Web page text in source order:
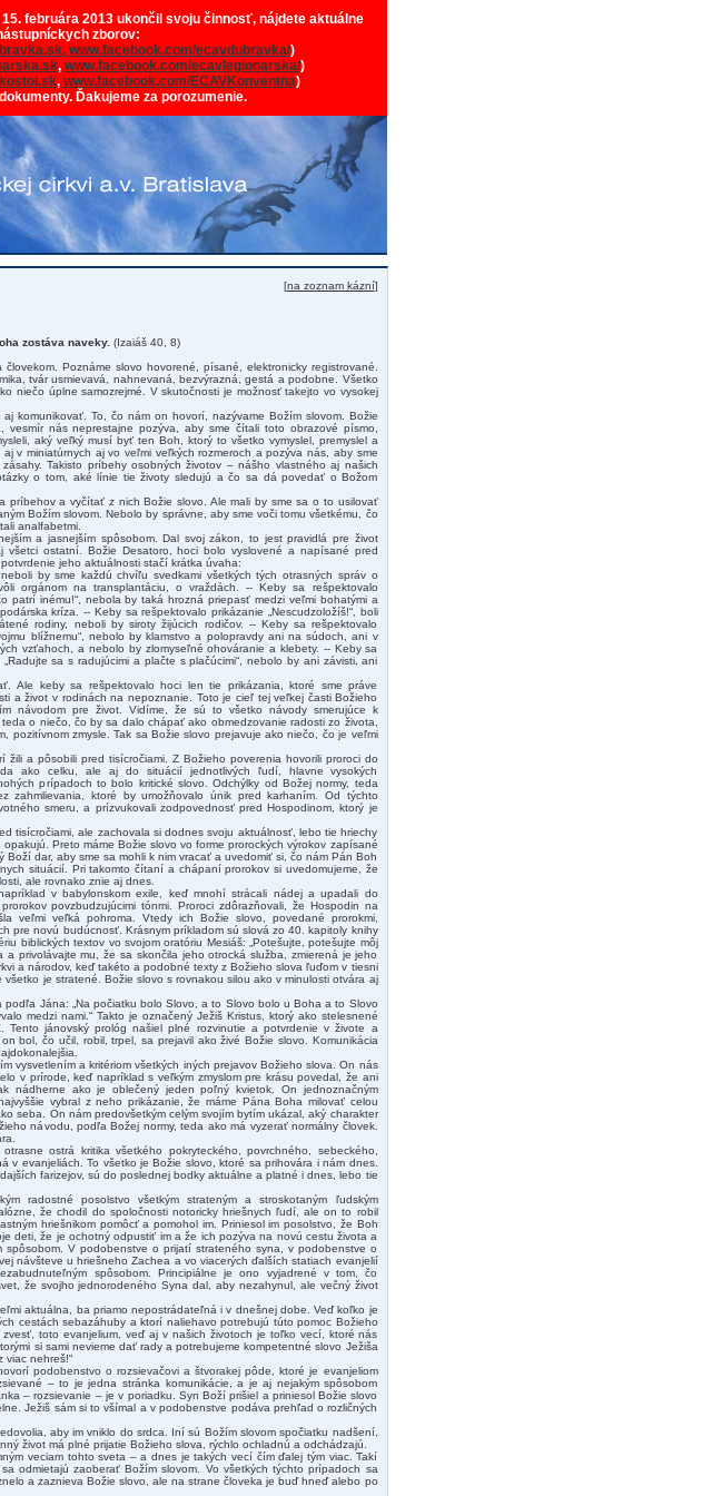
februára 2013 ukončil svoju činnosť, nájdete aktuálne
zborov:
www.facebook.com/ecavdubravka/)
, www.facebook.com/ecavlegionarska/)
, www.facebook.com/ECAVKonventna)
Ďakujeme za porozumenie.
[na zoznam kázní]
zostáva naveky. (Izaiáš 40, 8)
Poznáme slovo hovorené, písané, elektronicky registrované.
tvár usmievavá, nahnevaná, bezvýrazná, gestá a podobne. Všetko
niečo úplne samozrejmé. V skutočnosti je možnosť takejto vo vysokej
komunikovať. To, čo nám on hovorí, nazývame Božím slovom. Božie
vesmír nás neprestajne pozýva, aby sme čítali toto obrazové písmo,
aký veľký musí byť ten Boh, ktorý to všetko vymyslel, premyslel a
v miniatúrnych aj vo veľmi veľkých rozmeroch a pozýva nás, aby sme
Takisto príbehy osobných životov – nášho vlastného aj našich
o tom, aké línie tie životy sledujú a čo sa dá povedať o Božom
príbehov a vyčítať z nich Božie slovo. Ale mali by sme sa o to usilovať
Božím slovom. Nebolo by správne, aby sme voči tomu všetkému, čo
analfabetmi.
a jasnejším spôsobom. Dal svoj zákon, to jest pravidlá pre život
ostatní. Božie Desatoro, hoci bolo vyslovené a napísané pred
jeho aktuálnosti stačí krátka úvaha:
by sme každú chvíľu svedkami všetkých tých otrasných správ o
orgánom na transplantáciu, o vraždách. -- Keby sa rešpektovalo
patrí inému!“, nebola by taká hrozná priepasť medzi veľmi bohatými a
kríza. -- Keby sa rešpektovalo prikázanie „Nescudzoložíš!“, boli
rodiny, neboli by siroty žijúcich rodičov. -- Keby sa rešpektovalo
blížnemu“, nebolo by klamstvo a polopravdy ani na súdoch, ani v
vzťahoch, a nebolo by zlomyseľné ohováranie a klebety. -- Keby sa
sa s radujúcimi a plačte s plačúcimi“, nebolo by ani závisti, ani
Ale keby sa rešpektovalo hoci len tie prikázania, ktoré sme práve
a život v rodinách na nepoznanie. Toto je cieľ tej veľkej časti Božieho
návodom pre život. Vidíme, že sú to všetko návody smerujúce k
o niečo, čo by sa dalo chápať ako obmedzovanie radosti zo života,
pozitívnom zmysle. Tak sa Božie slovo prejavuje ako niečo, čo je veľmi
žili a pôsobili pred tisícročiami. Z Božieho poverenia hovorili proroci do
ako celku, ale aj do situácií jednotlivých ľudí, hlavne vysokých
prípadoch to bolo kritické slovo. Odchýlky od Božej normy, teda
zahmlievania, ktoré by umožňovalo únik pred karhaním. Od týchto
smeru, a prízvukovali zodpovednosť pred Hospodinom, ktorý je
tisícročiami, ale zachovala si dodnes svoju aktuálnosť, lebo tie hriechy
Preto máme Božie slovo vo forme prorockých výrokov zapísané
Boží dar, aby sme sa mohli k nim vracať a uvedomiť si, čo nám Pán Boh
situácií. Pri takomto čítaní a chápaní prorokov si uvedomujeme, že
ale rovnako znie aj dnes.
v babylonskom exile, keď mnohí strácali nádej a upadali do
povzbudzujúcimi tónmi. Proroci zdôrazňovali, že Hospodin na
veľmi veľká pohroma. Vtedy ich Božie slovo, povedané prorokmi,
pre novú budúcnosť. Krásnym príkladom sú slová zo 40. kapitoly knihy
biblických textov vo svojom oratóriu Mesiáš: „Potešujte, potešujte môj
privolávajte mu, že sa skončila jeho otrocká služba, zmierená je jeho
a národov, keď takéto a podobné texty z Božieho slova ľuďom v tiesni
je stratené. Božie slovo s rovnakou silou ako v minulosti otvára aj
Jána: „Na počiatku bolo Slovo, a to Slovo bolo u Boha a to Slovo
medzi nami.“ Takto je označený Ježiš Kristus, ktorý ako stelesnené
Tento jánovský prológ našiel plné rozvinutie a potvrdenie v živote a
bol, čo učil, robil, trpel, sa prejavil ako živé Božie slovo. Komunikácia
vysvetlením a kritériom všetkých iných prejavov Božieho slova. On nás
v prírode, keď napríklad s veľkým zmyslom pre krásu povedal, že ani
nádherne ako je oblečený jeden poľný kvietok. On jednoznačným
vybral z neho prikázanie, že máme Pána Boha milovať celou
seba. On nám predovšetkým celým svojím bytím ukázal, aký charakter
návodu, podľa Božej normy, teda ako má vyzerať normálny človek.
ostrá kritika všetkého pokryteckého, povrchného, sebeckého,
v evanjeliách. To všetko je Božie slovo, ktoré sa prihovára i nám dnes.
farizejov, sú do poslednej bodky aktuálne a platné i dnes, lebo tie
radostné posolstvo všetkým strateným a stroskotaným ľudským
že chodil do spoločnosti notoricky hriešnych ľudí, ale on to robil
hriešnikom pomôcť a pomohol im. Priniesol im posolstvo, že Boh
deti, že je ochotný odpustiť im a že ich pozýva na novú cestu života a
V podobenstve o prijatí strateného syna, v podobenstve o
návšteve u hriešneho Zachea a vo viacerých ďalších statiach evanjelií
spôsobom. Principiálne je ono vyjadrené v tom, čo
že svojho jednorodeného Syna dal, aby nezahynul, ale večný život
aktuálna, ba priamo nepostrádateľná i v dnešnej dobe. Veď koľko je
cestách sebazáhuby a ktorí naliehavo potrebujú túto pomoc Božieho
toto evanjelium, veď aj v našich životoch je toľko vecí, ktoré nás
si sami nevieme dať rady a potrebujeme kompetentné slovo Ježiša
viac nehreš!“
podobenstvo o rozsievačovi a štvorakej pôde, ktoré je evanjeliom
– to je jedna stránka komunikácie, a je aj nejakým spôsobom
– rozsievanie – je v poriadku. Syn Boží prišiel a priniesol Božie slovo
Ježiš sám si to všímal a v podobenstve podáva prehľad o rozličných
aby im vniklo do srdca. Iní sú Božím slovom spočiatku nadšení,
život má plné prijatie Božieho slova, rýchlo ochladnú a odchádzajú.
veciam tohto sveta – a dnes je takých vecí čím ďalej tým viac. Takí
odmietajú zaoberať Božím slovom. Vo všetkých týchto prípadoch sa
a zaznieva Božie slovo, ale na strane človeka je buď hneď alebo po